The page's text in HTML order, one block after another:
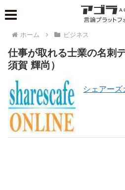
ホーム ビジネス
仕事が取れる士業の名刺
須賀 輝尚）
シェアーズ